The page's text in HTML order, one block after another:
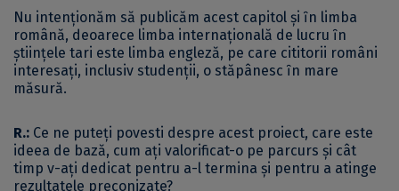
Nu intenţionăm să publicăm acest capitol şi ȋn limba
română, deoarece limba internaţională de lucru ȋn
ştiinţele tari este limba engleză, pe care cititorii români
interesaţi, inclusiv studenţii, o stăpânesc ȋn mare
măsură.
R.: Ce ne puteți povesti despre acest proiect, care este
ideea de bază, cum ați valorificat-o pe parcurs și cât
timp v-ați dedicat pentru a-l termina și pentru a atinge
rezultatele preconizate?